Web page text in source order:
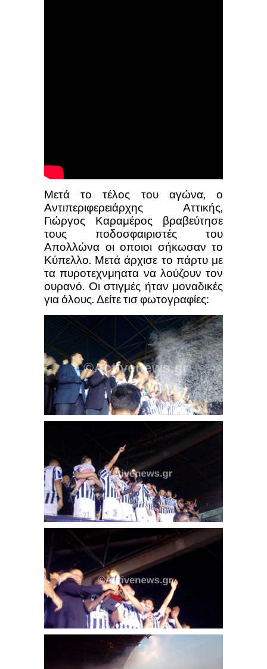
Μετά το τέλος του αγώνα, ο
Αντιπεριφερειάρχης Αττικής,
Γιώργος Καραμέρος βραβεύτησε
τους ποδοσφαιριστές του
Απολλώνα οι οποιοι σήκωσαν το
Κύπελλο. Μετά άρχισε το πάρτυ με
τα πυροτεχνμηατα να λούζουν τον
ουρανό. Οι στιγμές ήταν μοναδικές
για όλους. Δείτε τισ φωτογραφίες: